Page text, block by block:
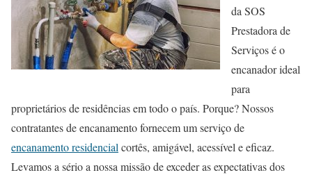
da SOS
Prestadora de
Serviços é o
encanador ideal
para
proprietários de residências em todo o país. Porque? Nossos
contratantes de encanamento fornecem um serviço de
encanamento residencial cortês, amigável, acessível e eficaz.
Levamos a sério a nossa missão de exceder as expectativas dos